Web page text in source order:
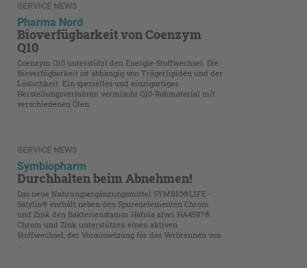
SERVICE NEWS
Pharma Nord
Bioverfügbarkeit von Coenzym
Q10
Coenzym Q10 unterstützt den Energie-Stoffwechsel. Die
Bioverfügbarkeit ist abhängig von Trägerlipiden und der
Löslichkeit. Ein spezielles und einzigartiges
Herstellungsverfahren vermischt Q10-Rohmaterial mit
verschiedenen Ölen.
SERVICE NEWS
Symbiopharm
Durchhalten beim Abnehmen!
Das neue Nahrungsergänzungsmittel SYMBIO®LIFE ­
Satylia® enthält neben den Spurenelementen Chrom
und Zink den Bakterienstamm Hafnia alvei HA4597®.
Chrom und Zink unterstützen einen aktiven
Stoffwechsel, der­ ­Voraussetzung für das Verbrennen von
...